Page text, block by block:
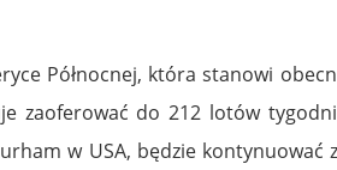
Północnej, która stanowi
zaoferować do 212 lotów
w USA, będzie